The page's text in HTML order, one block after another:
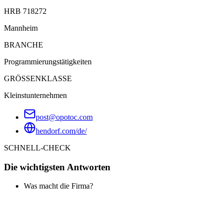
HRB 718272
Mannheim
BRANCHE
Programmierungstätigkeiten
GRÖSSENKLASSE
Kleinstunternehmen
post@opotoc.com
hendorf.com/de/
SCHNELL-CHECK
Die wichtigsten Antworten
Was macht die Firma?